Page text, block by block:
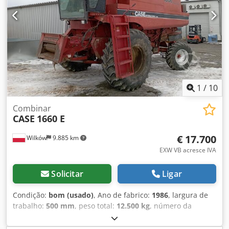
1 / 10
Wilków 9.885 km
Combinar
CASE 1660 E
€ 17.700
EXW VB acresce IVA
Solicitar Ligar
Condição: bom (usado), Ano de fabrico: 1986, largura de
trabalho: 500 mm, peso total: 12.500 kg, número da
, Fluxo axial CASE IH 1660 Marca:
Case IH Modelo: 1660 Ano: 1987 Horário de